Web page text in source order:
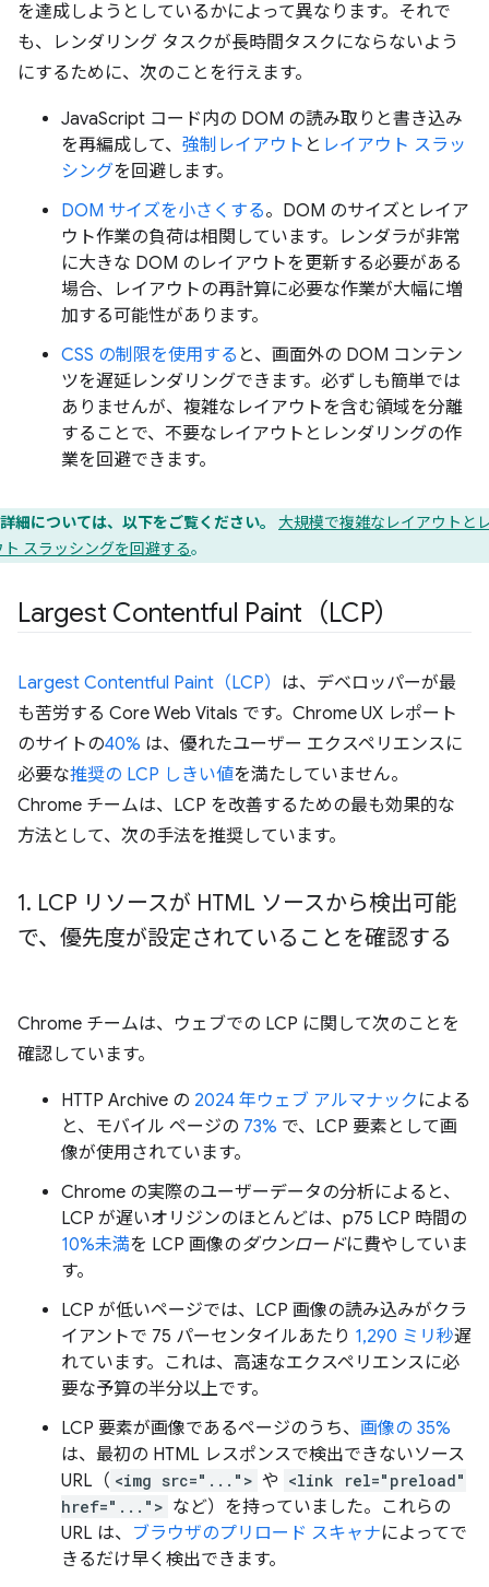
を達成しようとしているかによって異なります。それで
も、レンダリング タスクが長時間タスクにならないよう
にするために、次のことを行えます。
JavaScript コード内の DOM の読み取りと書き込み
を再編成して、 強制レイアウト と レイアウト スラッ
シングを回避します。
DOM サイズを小さくする。DOM のサイズとレイア
ウト作業の負荷は相関しています。レンダラが非常
に大きな DOM のレイアウトを更新する必要がある
場合、レイアウトの再計算に必要な作業が大幅に増
加する可能性があります。
CSS の制限を使用する と、画面外の DOM コンテン
ツを遅延レンダリングできます。必ずしも簡単では
ありませんが、複雑なレイアウトを含む領域を分離
することで、不要なレイアウトとレンダリングの作
業を回避できます。
詳細については、以下をご覧ください。
大規模で複雑なレイアウトと
ト スラッシングを回避する。
Largest Contentful Paint（LCP）
Largest Contentful Paint（LCP） は、デベロッパーが最
も苦労する Core Web Vitals です。Chrome UX レポート
のサイトの40% は、優れたユーザー エクスペリエンスに
必要な推奨の LCP しきい値を満たしていません。
Chrome チームは、LCP を改善するための最も効果的な
方法として、次の手法を推奨しています。
1. LCP リソースが HTML ソースから検出可能
で、優先度が設定されていることを確認する
Chrome チームは、ウェブでの LCP に関して次のことを
確認しています。
HTTP Archive の 2024 年ウェブ アルマナック による
と、モバイル ページの 73% で、LCP 要素として画
像が使用されています。
Chrome の実際のユーザーデータの分析によると、
LCP が遅いオリジンのほとんどは、p75 LCP 時間の
10%未満を LCP 画像のダウンロードに費やしていま
す。
LCP が低いページでは、LCP 画像の読み込みがクラ
イアントで 75 パーセンタイルあたり 1,290 ミリ秒遅
れています。これは、高速なエクスペリエンスに必
要な予算の半分以上です。
LCP 要素が画像であるページのうち、 画像の 35%
は、最初の HTML レスポンスで検出できないソース
URL（ <img src="..."> や <link rel="preload"
href="..."> など）を持っていました。これらの
URL は、 ブラウザのプリロード スキャナによってで
きるだけ早く検出できます。